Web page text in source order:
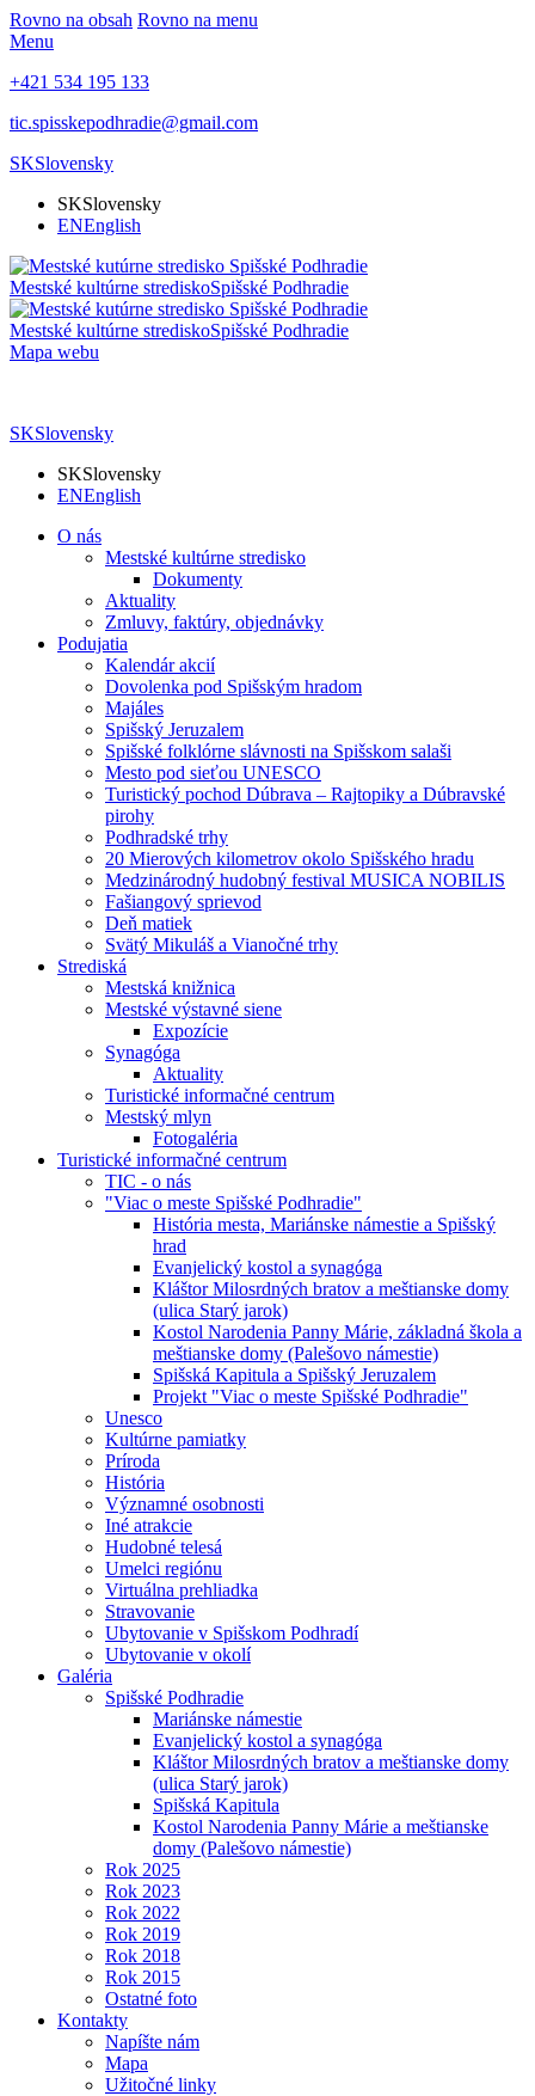
Rovno na obsah Rovno na menu
Menu
+421 534 195 133
tic.spisskepodhradie@gmail.com
SKSlovensky
SKSlovensky
ENEnglish
Mestské kultúrne strediskoSpišské Podhradie
Mestské kultúrne strediskoSpišské Podhradie
Mapa webu
SKSlovensky
SKSlovensky
ENEnglish
O nás
Mestské kultúrne stredisko
Dokumenty
Aktuality
Zmluvy, faktúry, objednávky
Podujatia
Kalendár akcií
Dovolenka pod Spišským hradom
Majáles
Spišský Jeruzalem
Spišské folklórne slávnosti na Spišskom salaši
Mesto pod sieťou UNESCO
Turistický pochod Dúbrava – Rajtopiky a Dúbravské
pirohy
Podhradské trhy
20 Mierových kilometrov okolo Spišského hradu
Medzinárodný hudobný festival MUSICA NOBILIS
Fašiangový sprievod
Deň matiek
Svätý Mikuláš a Vianočné trhy
Strediská
Mestská knižnica
Mestské výstavné siene
Expozície
Synagóga
Aktuality
Turistické informačné centrum
Mestský mlyn
Fotogaléria
Turistické informačné centrum
TIC - o nás
"Viac o meste Spišské Podhradie"
História mesta, Mariánske námestie a Spišský
hrad
Evanjelický kostol a synagóga
Kláštor Milosrdných bratov a meštianske domy
(ulica Starý jarok)
Kostol Narodenia Panny Márie, základná škola a
meštianske domy (Palešovo námestie)
Spišská Kapitula a Spišský Jeruzalem
Projekt "Viac o meste Spišské Podhradie"
Unesco
Kultúrne pamiatky
Príroda
História
Významné osobnosti
Iné atrakcie
Hudobné telesá
Umelci regiónu
Virtuálna prehliadka
Stravovanie
Ubytovanie v Spišskom Podhradí
Ubytovanie v okolí
Galéria
Spišské Podhradie
Mariánske námestie
Evanjelický kostol a synagóga
Kláštor Milosrdných bratov a meštianske domy
(ulica Starý jarok)
Spišská Kapitula
Kostol Narodenia Panny Márie a meštianske
domy (Palešovo námestie)
Rok 2025
Rok 2023
Rok 2022
Rok 2019
Rok 2018
Rok 2015
Ostatné foto
Kontakty
Napíšte nám
Mapa
Užitočné linky